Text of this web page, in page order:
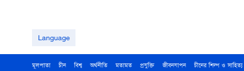
Language
মূলপাতা চীন বিশ্ব অর্থনীতি মতামত প্রযুক্তি জীবনযাপন চীনের শিল্প ও সাহিত্য